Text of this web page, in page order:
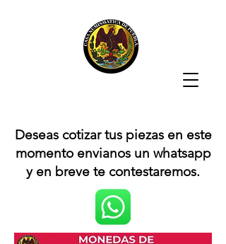
Deseas cotizar tus piezas en este
momento envianos un whatsapp
y en breve te contestaremos.